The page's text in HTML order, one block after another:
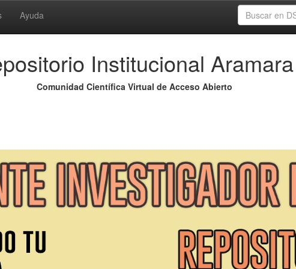
Ayuda
Institucional Aramara
Comunidad Científica Virtual de Acceso Abierto